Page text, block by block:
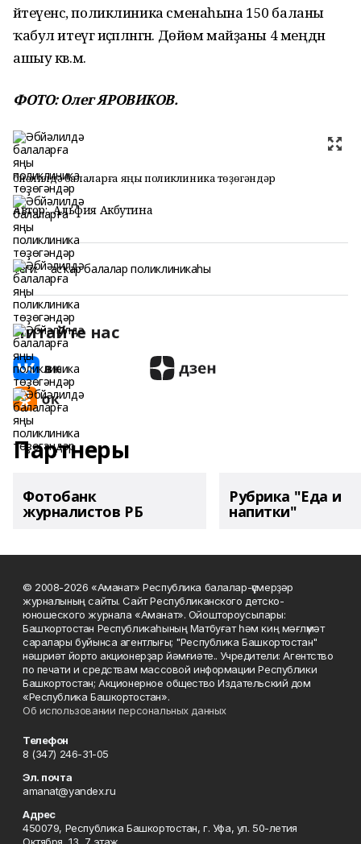
әйтеүенсә, поликлиника сменаһына 150 баланы
ҡабул итеүгә иҫәпләнгән. Дөйөм майҙаны 4 меңдән
ашыу кв.м.
ФОТО: Олег ЯРОВИКОВ.
Әбйәлилдә балаларға яңы поликлиника төҙөгәндәр
Автор: Альфия Акбутина
Теги: асҡар балалар поликлиникаһы
Читайте нас
Партнеры
Фотобанк
журналистов РБ
Рубрика "Еда и
напитки"
© 2008-2026 «Аманат» Республика балалар-үҫмерҙәр
журналының сайты. Сайт Республиканского детско-
юношеского журнала «Аманат». Ойоштороусылары:
Башҡортостан Республикаһының Матбуғат һәм киң мәғлүмәт
саралары буйынса агентлығы; "Республика Башкортостан"
нәшриәт йорто акционерҙар йәмғиәте.. Учредители: Агентство
по печати и средствам массовой информации Республики
Башкортостан; Акционерное общество Издательский дом
«Республика Башкортостан».
Об использовании персональных данных
Телефон
8 (347) 246-31-05
Эл. почта
amanat@yandex.ru
Адрес
450079, Республика Башкортостан, г. Уфа, ул. 50-летия